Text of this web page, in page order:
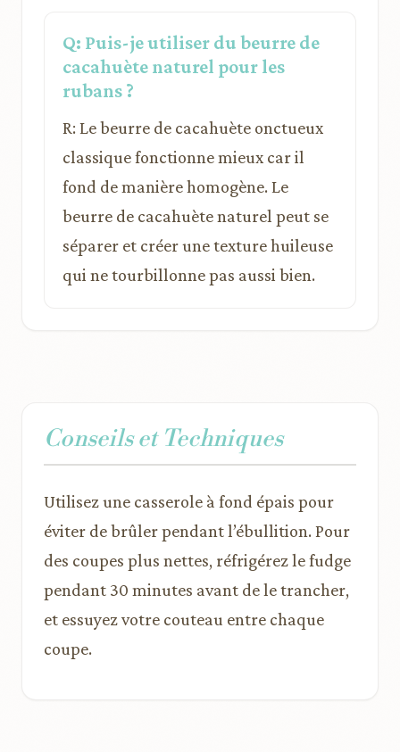
Q: Puis-je utiliser du beurre de
cacahuète naturel pour les
rubans ?
R: Le beurre de cacahuète onctueux
classique fonctionne mieux car il
fond de manière homogène. Le
beurre de cacahuète naturel peut se
séparer et créer une texture huileuse
qui ne tourbillonne pas aussi bien.
Conseils et Techniques
Utilisez une casserole à fond épais pour
éviter de brûler pendant l’ébullition. Pour
des coupes plus nettes, réfrigérez le fudge
pendant 30 minutes avant de le trancher,
et essuyez votre couteau entre chaque
coupe.